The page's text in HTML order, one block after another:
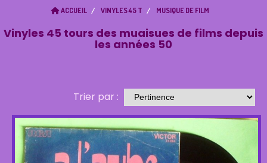
ACCUEIL VINYLES 45 T MUSIQUE DE FILM
Vinyles 45 tours des muaisues de films depuis
les années 50
Trier par :